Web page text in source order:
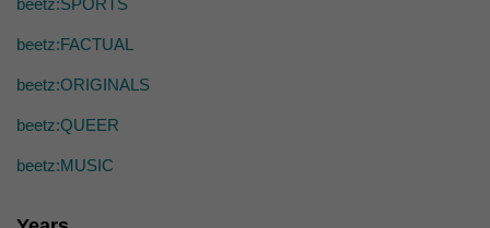
beetz:SPORTS
beetz:FACTUAL
beetz:ORIGINALS
beetz:QUEER
beetz:MUSIC
die einwandfreie Funktion der Website erforderlich.
Externe Medien (7)
Inhalte von Videoplattformen und Social-Media-Plattformen werden
standardmäßig blockiert. Wenn Cookies von externen Medien akzeptiert
mehr.